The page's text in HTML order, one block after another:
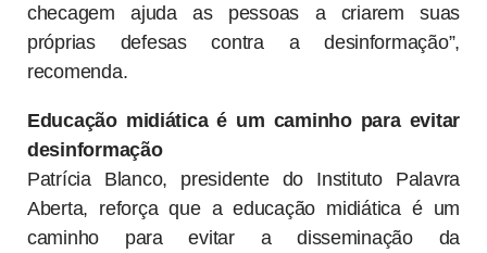
checagem ajuda as pessoas a criarem suas
próprias defesas contra a desinformação”,
recomenda.
Educação midiática é um caminho para evitar
desinformação
Patrícia Blanco, presidente do Instituto Palavra
Aberta, reforça que a educação midiática é um
caminho para evitar a disseminação da